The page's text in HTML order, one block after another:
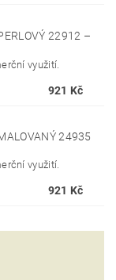
22912 –
využití.
921 Kč
24935
využití.
921 Kč